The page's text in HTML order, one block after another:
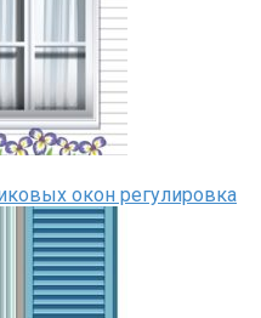
окон регулировка